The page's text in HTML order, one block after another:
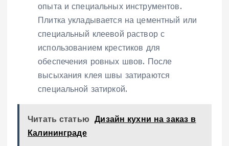
опыта и специальных инструментов.
Плитка укладывается на цементный или
специальный клеевой раствор с
использованием крестиков для
обеспечения ровных швов. После
высыхания клея швы затираются
специальной затиркой.
Читать статью Дизайн кухни на заказ в
Калининграде